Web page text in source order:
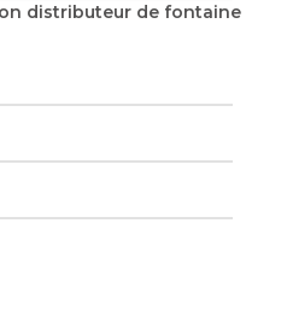
distributeur de fontaine